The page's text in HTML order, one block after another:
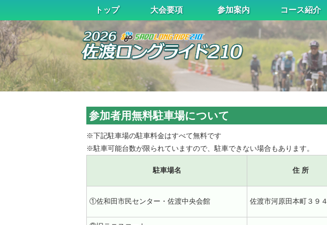
トップ 大会要項 参加案内 コース紹介
参加者用無料駐車場について
※下記駐車場の駐車料金はすべて無料です
※駐車可能台数が限られていますので、駐車できない場合もあります。
駐車場名 住 所
①佐和田市民センター・佐渡中央会館 佐渡市河原田本町３９４